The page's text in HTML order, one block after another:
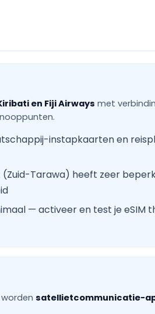
en Fiji Airways met
instapkaarten en
Tarawa) heeft zeer
— activeer en test je eSIM
satellietcommunicatie-